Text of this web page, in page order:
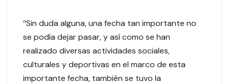
‘‘Sin duda alguna, una fecha tan importante no
se podía dejar pasar, y así como se han
realizado diversas actividades sociales,
culturales y deportivas en el marco de esta
importante fecha, también se tuvo la